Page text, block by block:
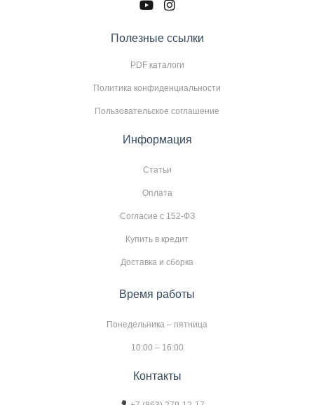
Полезные ссылки
PDF каталоги
Политика конфиденциальности
Пользовательское соглашение
Информация
Статьи
Оплата
Согласие с 152-ФЗ
Купить в кредит
Доставка и сборка
Время работы
Понедельника – пятница
10:00 – 16:00
Контакты